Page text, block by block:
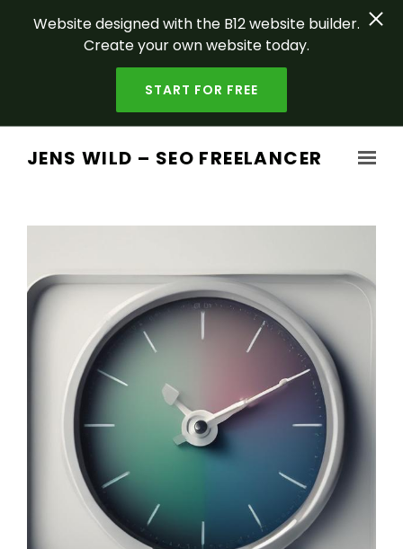
Website designed with the B12 website builder.
Create your own website today.
START FOR FREE
JENS WILD – SEO FREELANCER